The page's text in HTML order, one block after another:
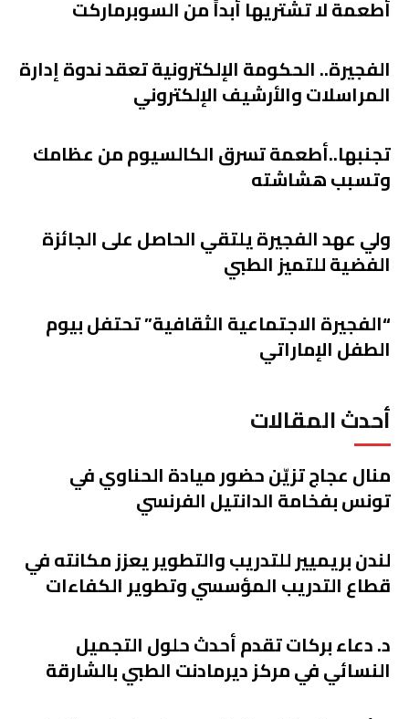
أطعمة لا تشتريها أبداً من السوبرماركت
الفجيرة.. الحكومة الإلكترونية تعقد ندوة إدارة
المراسلات والأرشيف الإلكتروني
تجنبها..أطعمة تسرق الكالسيوم من عظامك
وتسبب هشاشته
ولي عهد الفجيرة يلتقي الحاصل على الجائزة
الفضية للتميز الطبي
“الفجيرة الاجتماعية الثقافية” تحتفل بيوم
الطفل الإماراتي
أحدث المقالات
منال عجاج تزيّن حضور ميادة الحناوي في
تونس بفخامة الدانتيل الفرنسي
لندن بريميير للتدريب والتطوير يعزز مكانته في
قطاع التدريب المؤسسي وتطوير الكفاءات
د. دعاء بركات تقدم أحدث حلول التجميل
النسائي في مركز ديرمادنت الطبي بالشارقة